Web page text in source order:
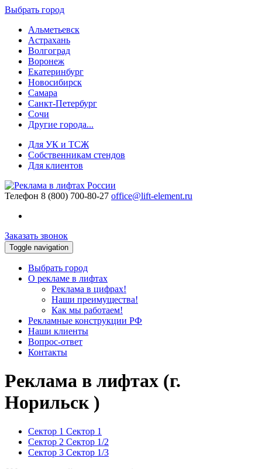
Выбрать город
Альметьевск
Астрахань
Волгоград
Воронеж
Екатеринбург
Новосибирск
Самара
Санкт-Петербург
Сочи
Другие города...
Для УК и ТСЖ
Собственникам стендов
Для клиентов
Телефон 8 (800) 700-80-27 office@lift-element.ru
Заказать звонок
Toggle navigation
Выбрать город
О рекламе в лифтах
Реклама в цифрах!
Наши преимущества!
Как мы работаем!
Рекламные конструкции РФ
Наши клиенты
Вопрос-ответ
Контакты
Реклама в лифтах (г.
Норильск )
Сектор 1 Сектор 1
Сектор 2 Сектор 1/2
Сектор 3 Сектор 1/3